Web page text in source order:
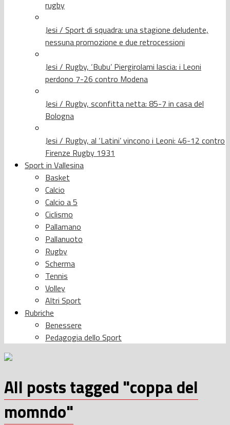
rugby
Jesi / Sport di squadra: una stagione deludente,
nessuna promozione e due retrocessioni
Jesi / Rugby, ‘Bubu’ Piergirolami lascia: i Leoni
perdono 7-26 contro Modena
Jesi / Rugby, sconfitta netta: 85-7 in casa del
Bologna
Jesi / Rugby, al ‘Latini’ vincono i Leoni: 46-12 contro
Firenze Rugby 1931
Sport in Vallesina
Basket
Calcio
Calcio a 5
Ciclismo
Pallamano
Pallanuoto
Rugby
Scherma
Tennis
Volley
Altri Sport
Rubriche
Benessere
Pedagogia dello Sport
All posts tagged "coppa del
momndo"